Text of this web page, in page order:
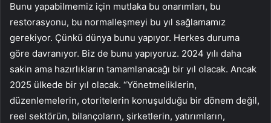
Bunu yapabilmemiz için mutlaka bu onarımları, bu
restorasyonu, bu normalleşmeyi bu yıl sağlamamız
gerekiyor. Çünkü dünya bunu yapıyor. Herkes duruma
göre davranıyor. Biz de bunu yapıyoruz. 2024 yılı daha
sakin ama hazırlıkların tamamlanacağı bir yıl olacak. Ancak
2025 ülkede bir yıl olacak. “Yönetmeliklerin,
düzenlemelerin, otoritelerin konuşulduğu bir dönem değil,
reel sektörün, bilançoların, şirketlerin, yatırımların,